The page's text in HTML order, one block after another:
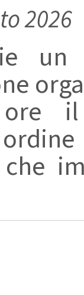
2026